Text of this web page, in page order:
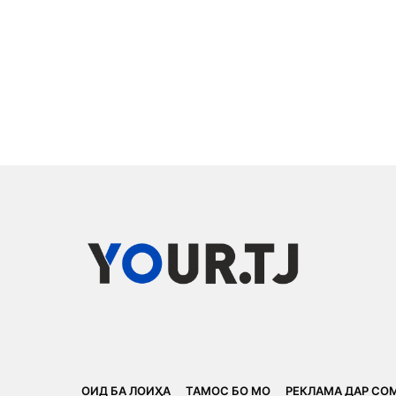
ОИД БА ЛОИҲА ТАМОС БО МО РЕКЛАМА ДАР